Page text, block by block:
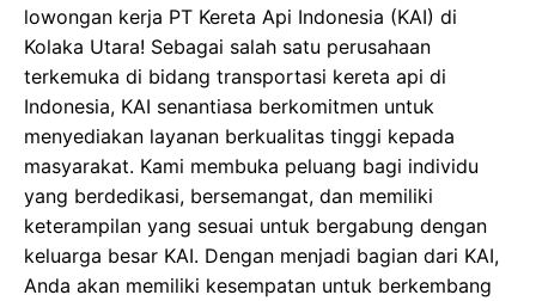
lowongan kerja PT Kereta Api Indonesia (KAI) di
Kolaka Utara! Sebagai salah satu perusahaan
terkemuka di bidang transportasi kereta api di
Indonesia, KAI senantiasa berkomitmen untuk
menyediakan layanan berkualitas tinggi kepada
masyarakat. Kami membuka peluang bagi individu
yang berdedikasi, bersemangat, dan memiliki
keterampilan yang sesuai untuk bergabung dengan
keluarga besar KAI. Dengan menjadi bagian dari KAI,
Anda akan memiliki kesempatan untuk berkembang